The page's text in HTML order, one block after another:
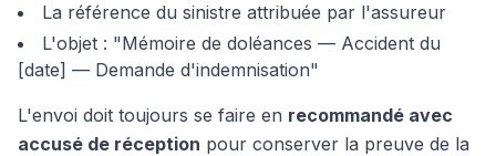
La référence du sinistre attribuée par l'assureur
L'objet : "Mémoire de doléances — Accident du
[date] — Demande d'indemnisation"
L'envoi doit toujours se faire en recommandé avec
accusé de réception pour conserver la preuve de la